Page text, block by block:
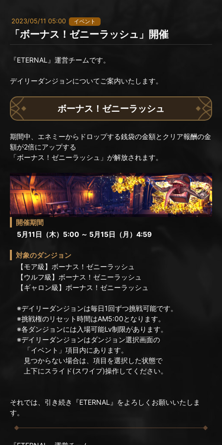
2023/05/11 05:00 イベント
「ボーナス！ゼニーラッシュ」開催
『ETERNAL』運営チームです。
デイリーダンジョンについてご案内いたします。
ボーナス！ゼニーラッシュ
期間中、エネミーからドロップする銭袋の金額とクリア報酬の金
額が2倍にアップする
「ボーナス！ゼニーラッシュ」が解放されます。
開催期間
5月11日（木）5:00 ～ 5月15日（月）4:59
対象のダンジョン
【モア級】ボーナス！ゼニーラッシュ
【ウルフ級】ボーナス！ゼニーラッシュ
【ギャロン級】ボーナス！ゼニーラッシュ
※デイリーダンジョンは毎日1回ずつ挑戦可能です。
※挑戦権のリセット時間はAM5:00となります。
※各ダンジョンには入場可能Lv制限があります。
※デイリーダンジョンはダンジョン選択画面の
「イベント」項目内にあります。
見つからない場合は、項目を選択した状態で
上下にスライド(スワイプ)操作してください。
それでは、引き続き『ETERNAL』をよろしくお願いいたしま
す。